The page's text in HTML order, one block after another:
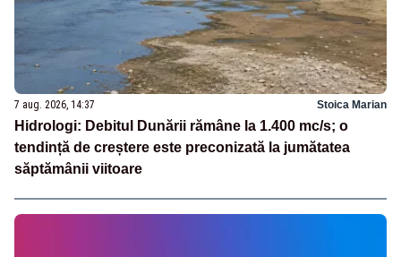
7 aug. 2026, 14:37 Stoica Marian
Hidrologi: Debitul Dunării rămâne la 1.400 mc/s; o
tendință de creștere este preconizată la jumătatea
săptămânii viitoare